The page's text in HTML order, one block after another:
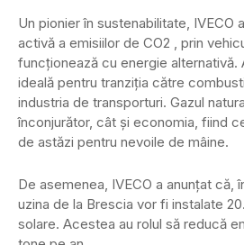
Un pionier în sustenabilitate, IVECO
activă a emisiilor de CO2 , prin
funcționează cu energie
ideală pentru tranziția către
industria de transporturi. Gazul
înconjurător, cât și economia, fiind
de astăzi pentru nevoile de mâine.
De asemenea, IVECO a anunțat că,
uzina de la Brescia vor fi instalate
solare. Acestea au rolul să reducă